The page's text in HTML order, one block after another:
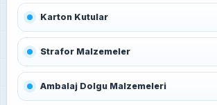
Karton Kutular
Strafor Malzemeler
Ambalaj Dolgu Malzemeleri